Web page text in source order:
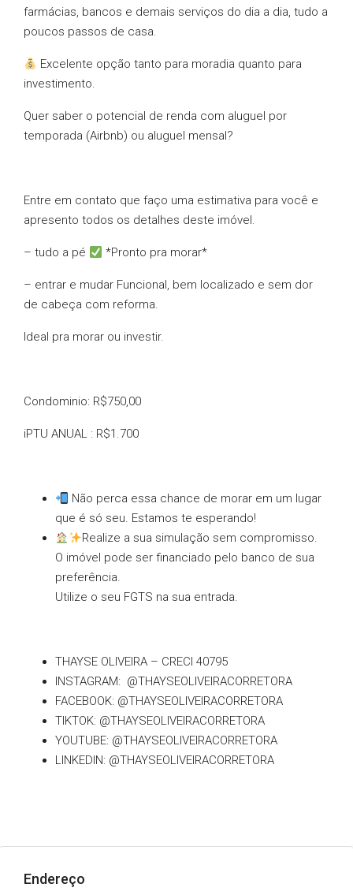
farmácias, bancos e demais serviços do dia a dia, tudo a
poucos passos de casa.
Excelente opção tanto para moradia quanto para
investimento.
Quer saber o potencial de renda com aluguel por
temporada (Airbnb) ou aluguel mensal?
Entre em contato que faço uma estimativa para você e
apresento todos os detalhes deste imóvel.
– tudo a pé *Pronto pra morar*
– entrar e mudar Funcional, bem localizado e sem dor
de cabeça com reforma.
Ideal pra morar ou investir.
Condominio: R$750,00
iPTU ANUAL : R$1.700
Não perca essa chance de morar em um lugar
que é só seu. Estamos te esperando!
Realize a sua simulação sem compromisso.
O imóvel pode ser financiado pelo banco de sua
preferência.
Utilize o seu FGTS na sua entrada.
THAYSE OLIVEIRA – CRECI 40795
INSTAGRAM: @THAYSEOLIVEIRACORRETORA
FACEBOOK: @THAYSEOLIVEIRACORRETORA
TIKTOK: @THAYSEOLIVEIRACORRETORA
YOUTUBE: @THAYSEOLIVEIRACORRETORA
LINKEDIN: @THAYSEOLIVEIRACORRETORA
Endereço